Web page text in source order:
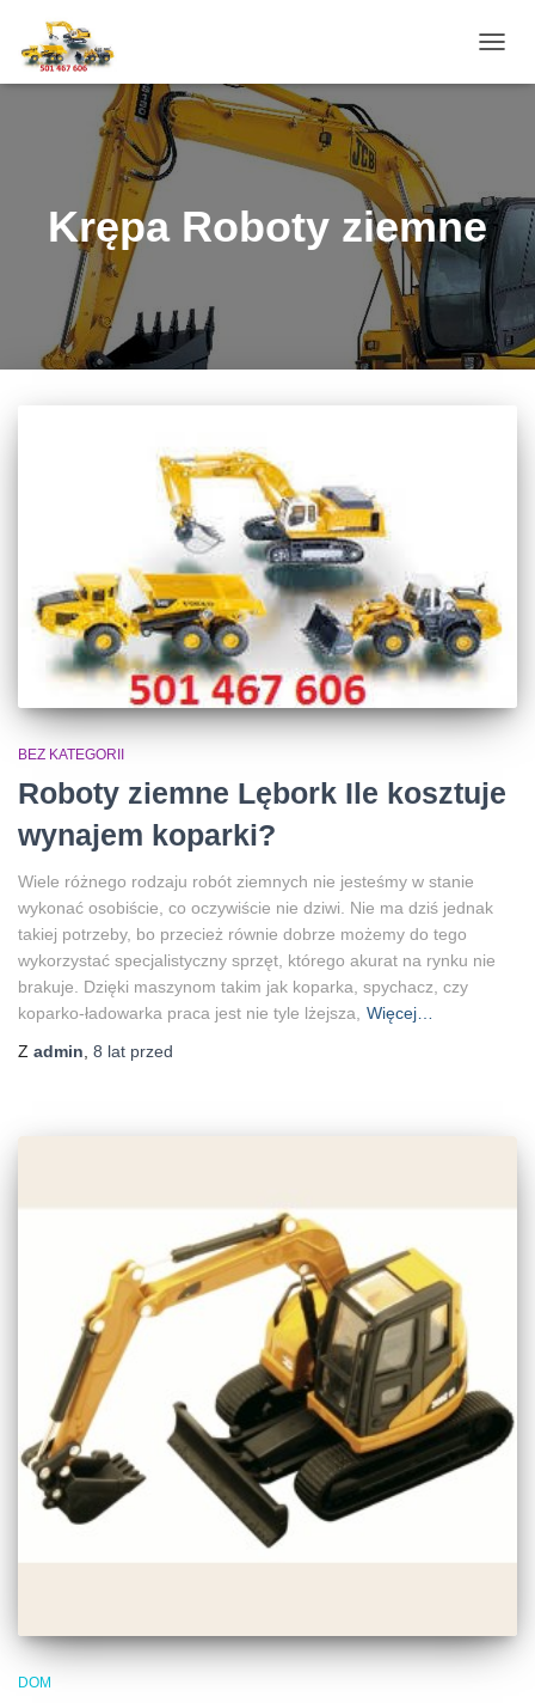
Krępa Roboty ziemne
BEZ KATEGORII
Roboty ziemne Lębork Ile kosztuje
wynajem koparki?
Wiele różnego rodzaju robót ziemnych nie jesteśmy w stanie
wykonać osobiście, co oczywiście nie dziwi. Nie ma dziś jednak
takiej potrzeby, bo przecież równie dobrze możemy do tego
wykorzystać specjalistyczny sprzęt, którego akurat na rynku nie
brakuje. Dzięki maszynom takim jak koparka, spychacz, czy
koparko-ładowarka praca jest nie tyle lżejsza,
Więcej…
Z admin 8 lat przed
DOM